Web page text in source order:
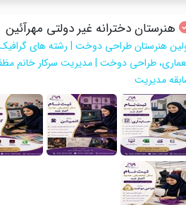
هنرستان دخترانه غیر دولتی مهرآئین
هنرستان طراحی دوخت | رشته های
مدیریت